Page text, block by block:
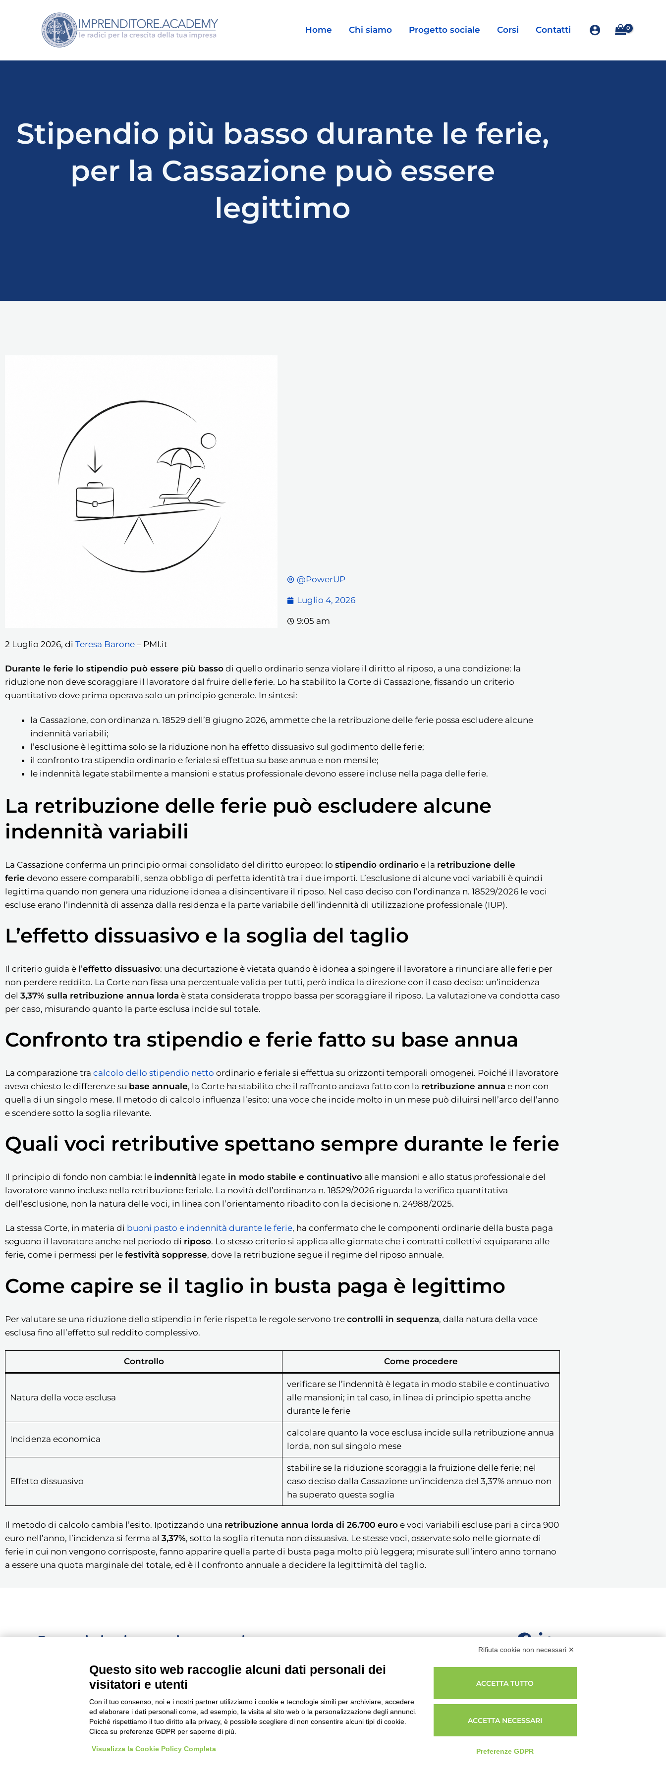
contenuto
Home Chi siamo Progetto sociale Corsi Contatti
Stipendio più basso durante le ferie,
per la Cassazione può essere
legittimo
@PowerUP
Luglio 4, 2026
9:05 am
2 Luglio 2026, di Teresa Barone – PMI.it
Durante le ferie lo stipendio può essere più basso di quello ordinario senza violare il diritto al riposo, a una condizione: la
riduzione non deve scoraggiare il lavoratore dal fruire delle ferie. Lo ha stabilito la Corte di Cassazione, fissando un criterio
quantitativo dove prima operava solo un principio generale. In sintesi:
la Cassazione, con ordinanza n. 18529 dell’8 giugno 2026, ammette che la retribuzione delle ferie possa escludere alcune
indennità variabili;
l’esclusione è legittima solo se la riduzione non ha effetto dissuasivo sul godimento delle ferie;
il confronto tra stipendio ordinario e feriale si effettua su base annua e non mensile;
le indennità legate stabilmente a mansioni e status professionale devono essere incluse nella paga delle ferie.
La retribuzione delle ferie può escludere alcune
indennità variabili
La Cassazione conferma un principio ormai consolidato del diritto europeo: lo stipendio ordinario e la retribuzione delle
ferie devono essere comparabili, senza obbligo di perfetta identità tra i due importi. L’esclusione di alcune voci variabili è quindi
legittima quando non genera una riduzione idonea a disincentivare il riposo. Nel caso deciso con l’ordinanza n. 18529/2026 le voci
escluse erano l’indennità di assenza dalla residenza e la parte variabile dell’indennità di utilizzazione professionale (IUP).
L’effetto dissuasivo e la soglia del taglio
Il criterio guida è l’effetto dissuasivo: una decurtazione è vietata quando è idonea a spingere il lavoratore a rinunciare alle ferie per
non perdere reddito. La Corte non fissa una percentuale valida per tutti, però indica la direzione con il caso deciso: un’incidenza
del 3,37% sulla retribuzione annua lorda è stata considerata troppo bassa per scoraggiare il riposo. La valutazione va condotta caso
per caso, misurando quanto la parte esclusa incide sul totale.
Confronto tra stipendio e ferie fatto su base annua
La comparazione tra calcolo dello stipendio netto ordinario e feriale si effettua su orizzonti temporali omogenei. Poiché il lavoratore
aveva chiesto le differenze su base annuale, la Corte ha stabilito che il raffronto andava fatto con la retribuzione annua e non con
quella di un singolo mese. Il metodo di calcolo influenza l’esito: una voce che incide molto in un mese può diluirsi nell’arco dell’anno
e scendere sotto la soglia rilevante.
Quali voci retributive spettano sempre durante le ferie
Il principio di fondo non cambia: le indennità legate in modo stabile e continuativo alle mansioni e allo status professionale del
lavoratore vanno incluse nella retribuzione feriale. La novità dell’ordinanza n. 18529/2026 riguarda la verifica quantitativa
dell’esclusione, non la natura delle voci, in linea con l’orientamento ribadito con la decisione n. 24988/2025.
La stessa Corte, in materia di buoni pasto e indennità durante le ferie, ha confermato che le componenti ordinarie della busta paga
seguono il lavoratore anche nel periodo di riposo. Lo stesso criterio si applica alle giornate che i contratti collettivi equiparano alle
ferie, come i permessi per le festività soppresse, dove la retribuzione segue il regime del riposo annuale.
Come capire se il taglio in busta paga è legittimo
Per valutare se una riduzione dello stipendio in ferie rispetta le regole servono tre controlli in sequenza, dalla natura della voce
esclusa fino all’effetto sul reddito complessivo.
Controllo Come procedere
Natura della voce esclusa
verificare se l’indennità è legata in modo stabile e continuativo
alle mansioni; in tal caso, in linea di principio spetta anche
durante le ferie
Incidenza economica
calcolare quanto la voce esclusa incide sulla retribuzione annua
lorda, non sul singolo mese
Effetto dissuasivo
stabilire se la riduzione scoraggia la fruizione delle ferie; nel
caso deciso dalla Cassazione un’incidenza del 3,37% annuo non
ha superato questa soglia
Il metodo di calcolo cambia l’esito. Ipotizzando una retribuzione annua lorda di 26.700 euro e voci variabili escluse pari a circa 900
euro nell’anno, l’incidenza si ferma al 3,37%, sotto la soglia ritenuta non dissuasiva. Le stesse voci, osservate solo nelle giornate di
ferie in cui non vengono corrisposte, fanno apparire quella parte di busta paga molto più leggera; misurate sull’intero anno tornano
a essere una quota marginale del totale, ed è il confronto annuale a decidere la legittimità del taglio.
Seguici, siamo in continuo
aggiornamento...
P.IVA 04276370980 - Via XXVI Aprile 97, Bagnolo Mella, Brescia
Privacy Policy|Cookie Policy|Termini e condizioni
Rifiuta cookie non necessari ✕
Questo sito web raccoglie alcuni dati personali dei
visitatori e utenti
Con il tuo consenso, noi e i nostri partner utilizziamo i cookie e tecnologie simili per archiviare, accedere
ed elaborare i dati personali come, ad esempio, la visita al sito web o la personalizzazione degli annunci.
Poiché rispettiamo il tuo diritto alla privacy, è possibile scegliere di non consentire alcuni tipi di cookie.
Clicca su preferenze GDPR per saperne di più.
Visualizza la Cookie Policy Completa
ACCETTA TUTTO
ACCETTA NECESSARI
Preferenze GDPR